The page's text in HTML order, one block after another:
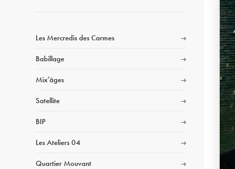
Les Mercredis des Carmes
Babillage
Mix’âges
Satellite
BIP
Les Ateliers 04
Quartier Mouvant